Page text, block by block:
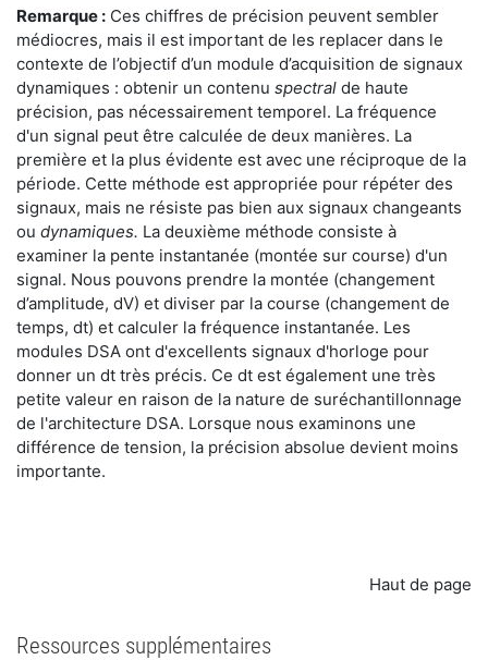
Remarque : Ces chiffres de précision peuvent sembler
médiocres, mais il est important de les replacer dans le
contexte de l’objectif d’un module d’acquisition de signaux
dynamiques : obtenir un contenu spectral de haute
précision, pas nécessairement temporel. La fréquence
d'un signal peut être calculée de deux manières. La
première et la plus évidente est avec une réciproque de la
période. Cette méthode est appropriée pour répéter des
signaux, mais ne résiste pas bien aux signaux changeants
ou dynamiques. La deuxième méthode consiste à
examiner la pente instantanée (montée sur course) d'un
signal. Nous pouvons prendre la montée (changement
d’amplitude, dV) et diviser par la course (changement de
temps, dt) et calculer la fréquence instantanée. Les
modules DSA ont d'excellents signaux d'horloge pour
donner un dt très précis. Ce dt est également une très
petite valeur en raison de la nature de suréchantillonnage
de l'architecture DSA. Lorsque nous examinons une
différence de tension, la précision absolue devient moins
importante.
Haut de page
Ressources supplémentaires